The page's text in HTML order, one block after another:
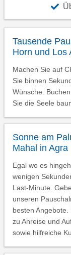
Tausende
Horn und Los
Machen Sie auf
Sie binnen
Wünsche.
Sie die Seele
Sonne am
Mahal in Agra
Egal wo es
wenigen
Last-Minute.
unseren
besten
zu Anreise und
sowie hilfreiche